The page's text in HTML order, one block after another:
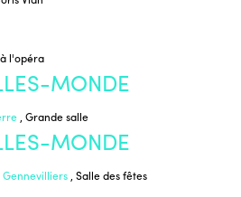
l'opéra
MONDE
, Grande salle
MONDE
, Salle des fêtes